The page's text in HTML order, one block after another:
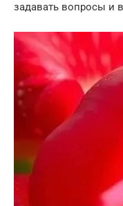
задавать вопросы и